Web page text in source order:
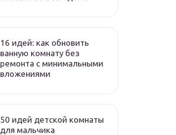
16 идей: как обновить
ванную комнату без
ремонта с минимальными
вложениями
50 идей детской комнаты
для мальчика